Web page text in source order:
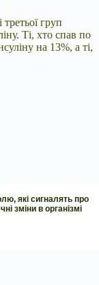
груп
Ті, хто спав по
на 13%, а ті,
які сигналять про
зміни в організмі